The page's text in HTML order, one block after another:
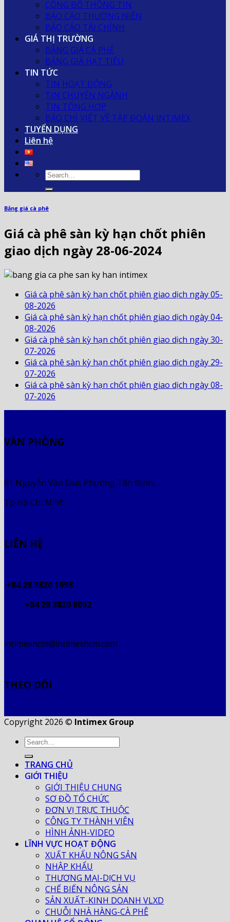
CÔNG BỐ THÔNG TIN
BÁO CÁO THƯỜNG NIÊN
BÁO CÁO TÀI CHÍNH
GIÁ THỊ TRƯỜNG
BẢNG GIÁ CÀ PHÊ
BẢNG GIÁ HẠT TIÊU
TIN TỨC
TIN HOẠT ĐỘNG
TIN CHUYÊN NGÀNH
TIN TỔNG HỢP
BÁO CHÍ VIẾT VỀ TẬP ĐOÀN INTIMEX
TUYỂN DỤNG
Liên hệ
Bảng giá cà phê
Giá cà phê sàn kỳ hạn chốt phiên
giao dịch ngày 28-06-2024
Giá cà phê sàn kỳ hạn chốt phiên giao dịch ngày 05-
08-2026
Giá cà phê sàn kỳ hạn chốt phiên giao dịch ngày 04-
08-2026
Giá cà phê sàn kỳ hạn chốt phiên giao dịch ngày 30-
07-2026
Giá cà phê sàn kỳ hạn chốt phiên giao dịch ngày 29-
07-2026
Giá cà phê sàn kỳ hạn chốt phiên giao dịch ngày 08-
07-2026
VĂN PHÒNG
61 Nguyễn Văn Giai, Phường Tân Định,
Tp Hồ Chí Minh
LIÊN HỆ
+84 28 3820 1998
+84 28 3820 8052
intimexhcm@intimexhcm.com
THEO DÕI
Copyright 2026 © Intimex Group
TRANG CHỦ
GIỚI THIỆU
GIỚI THIỆU CHUNG
SƠ ĐỒ TỔ CHỨC
ĐƠN VỊ TRỰC THUỘC
CÔNG TY THÀNH VIÊN
HÌNH ẢNH-VIDEO
LĨNH VỰC HOẠT ĐỘNG
XUẤT KHẨU NÔNG SẢN
NHẬP KHẨU
THƯƠNG MẠI-DỊCH VỤ
CHẾ BIẾN NÔNG SẢN
SẢN XUẤT-KINH DOANH VLXD
CHUỖI NHÀ HÀNG-CÀ PHÊ